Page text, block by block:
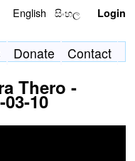
English සිංහල Login
Donate Contact
Thero -
10